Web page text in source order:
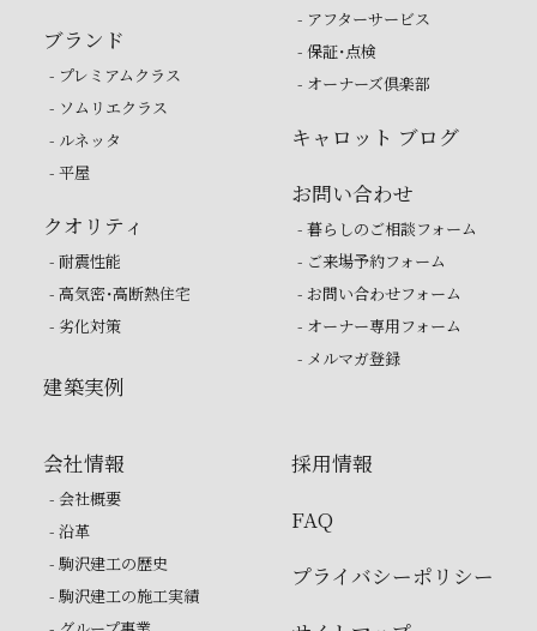
ブランド
- プレミアムクラス
- ソムリエクラス
- ルネッタ
- 平屋
クオリティ
- 耐震性能
- 高気密・高断熱住宅
- 劣化対策
建築実例
- アフターサービス
- 保証・点検
- オーナーズ倶楽部
キャロット ブログ
お問い合わせ
- 暮らしのご相談フォーム
- ご来場予約フォーム
- お問い合わせフォーム
- オーナー専用フォーム
- メルマガ登録
会社情報
- 会社概要
- 沿革
- 駒沢建工の歴史
- 駒沢建工の施工実績
採用情報
FAQ
プライバシーポリシー